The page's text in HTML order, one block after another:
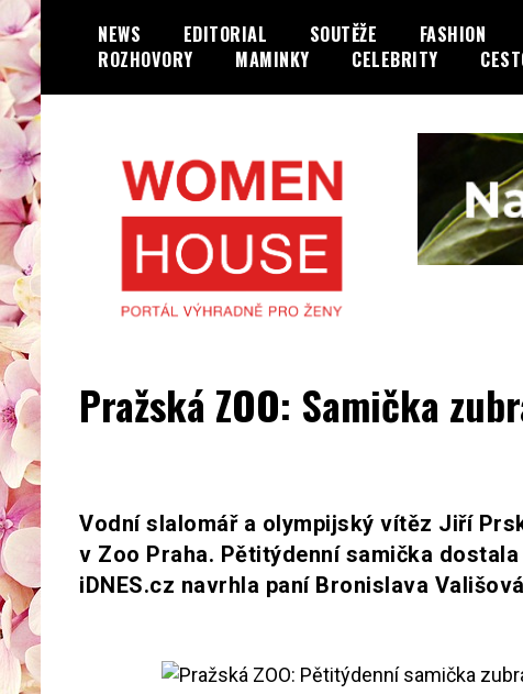
Skip
to
content
NEWS EDITORIAL SOUTĚŽE FASHION
ROZHOVORY
MAMINKY CELEBRITY
WOMENHOUSE.cz
Pražská ZOO: Samička
Vodní slalomář a olympijský vítěz Jiří
v Zoo Praha. Pětitýdenní samička
iDNES.cz navrhla paní Bronislava